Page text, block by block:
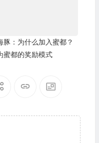
豚：为什么加入蜜都？
蜜都的奖励模式